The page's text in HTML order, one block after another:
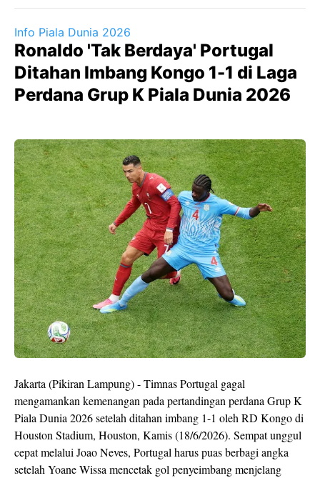
Info Piala Dunia 2026
Ronaldo 'Tak Berdaya' Portugal
Ditahan Imbang Kongo 1-1 di Laga
Perdana Grup K Piala Dunia 2026
Jakarta (Pikiran Lampung) - Timnas Portugal gagal
mengamankan kemenangan pada pertandingan perdana Grup K
Piala Dunia 2026 setelah ditahan imbang 1-1 oleh RD Kongo di
Houston Stadium, Houston, Kamis (18/6/2026). Sempat unggul
cepat melalui Joao Neves, Portugal harus puas berbagi angka
setelah Yoane Wissa mencetak gol penyeimbang menjelang